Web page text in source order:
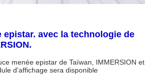
epistar. avec la technologie de
menée epistar de Taïwan, IMMERSION et
d'affichage sera disponible